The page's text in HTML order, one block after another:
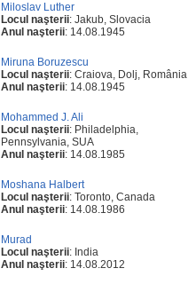
Miloslav Luther
Locul naşterii: Jakub, Slovacia
Anul naşterii: 14.08.1945
Miruna Boruzescu
Locul naşterii: Craiova, Dolj, România
Anul naşterii: 14.08.1945
Mohammed J. Ali
Locul naşterii: Philadelphia,
Pennsylvania, SUA
Anul naşterii: 14.08.1985
Moshana Halbert
Locul naşterii: Toronto, Canada
Anul naşterii: 14.08.1986
Murad
Locul naşterii: India
Anul naşterii: 14.08.2012